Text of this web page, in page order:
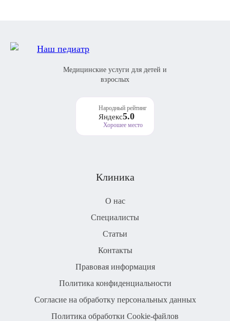
Медицинские услуги для детей и
взрослых
Народный рейтинг
Яндекс5.0
Хорошее место
Клиника
О нас
Специалисты
Статьи
Контакты
Правовая информация
Политика конфиденциальности
Согласие на обработку персональных данных
Политика обработки Cookie-файлов